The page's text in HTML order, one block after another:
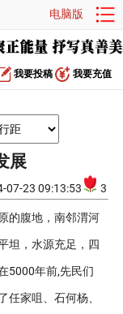
电脑版
我要投稿 我要充值
展
07-23 09:13:53 3
腹地，南邻渭河
坦，水源充足，四
5000年前,先民们
任家咀、石何杨、